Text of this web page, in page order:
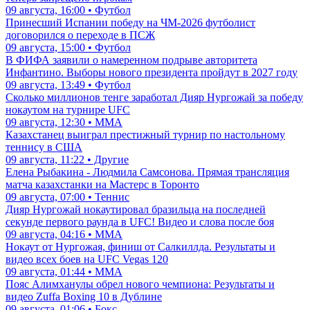
09 августа, 16:00 • Футбол
Принесший Испании победу на ЧМ-2026 футболист
договорился о переходе в ПСЖ
09 августа, 15:00 • Футбол
В ФИФА заявили о намеренном подрыве авторитета
Инфантино. Выборы нового президента пройдут в 2027 году
09 августа, 13:49 • Футбол
Сколько миллионов тенге заработал Дияр Нургожай за победу
нокаутом на турнире UFC
09 августа, 12:30 • ММА
Казахстанец выиграл престижный турнир по настольному
теннису в США
09 августа, 11:22 • Другие
Елена Рыбакина - Людмила Самсонова. Прямая трансляция
матча казахстанки на Мастерс в Торонто
09 августа, 07:00 • Теннис
Дияр Нургожай нокаутировал бразильца на последней
секунде первого раунда в UFC! Видео и слова после боя
09 августа, 04:16 • ММА
Нокаут от Нургожая, финиш от Салкиллда. Результаты и
видео всех боев на UFC Vegas 120
09 августа, 01:44 • ММА
Пояс Алимханулы обрел нового чемпиона: Результаты и
видео Zuffa Boxing 10 в Дублине